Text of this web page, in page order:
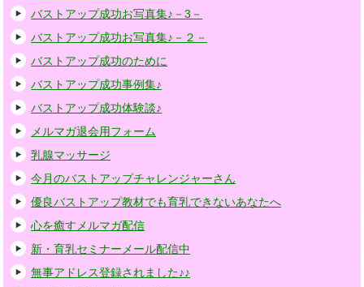
バストアップ成功お写真集♪－3－
バストアップ成功お写真集♪－２－
バストアップ成功のために
バストアップ成功事例集♪
バストアップ成功体験談♪
メルマガ退会用フォーム
乳腺マッサージ
今月のバストアップチャレンジャーさん
優良バストアップ教材でも育乳できないあなたへ
心を癒すメルマガ配信
新・育乳セミナーメール配信中
無事アドレス登録されました♪♪